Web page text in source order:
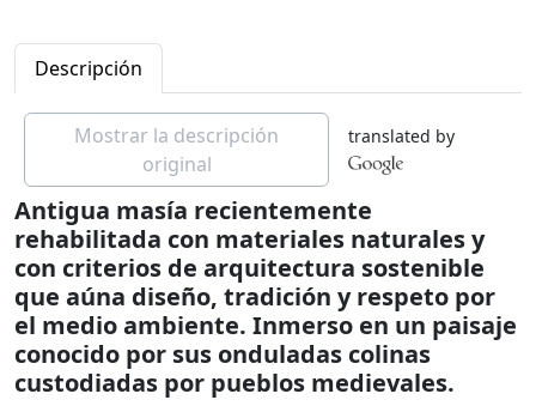
Descripción
Mostrar la descripción
original
translated by
Antigua masía recientemente
rehabilitada con materiales naturales y
con criterios de arquitectura sostenible
que aúna diseño, tradición y respeto por
el medio ambiente. Inmerso en un paisaje
conocido por sus onduladas colinas
custodiadas por pueblos medievales.